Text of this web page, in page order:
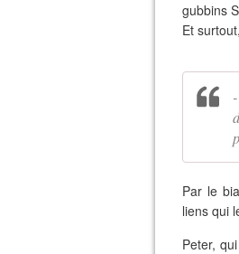
gubbins
Et
Par le
liens qui
Peter,